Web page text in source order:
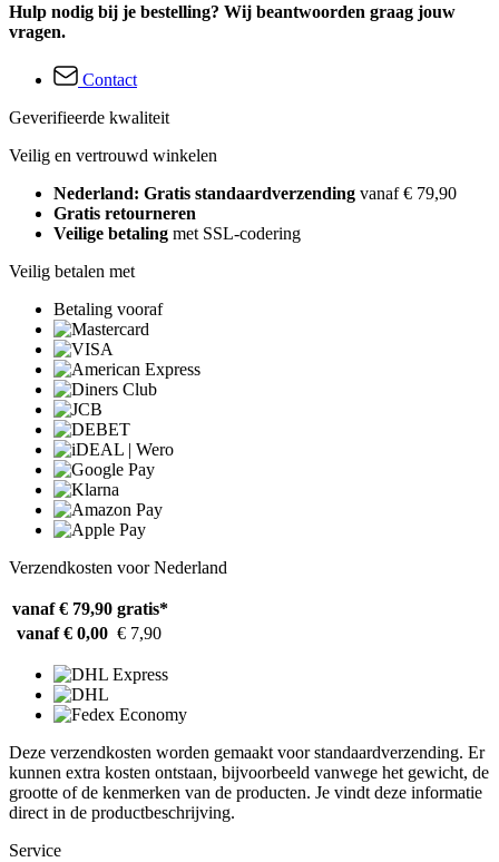
Hulp nodig bij je bestelling? Wij beantwoorden graag jouw
vragen.
Contact
Geverifieerde kwaliteit
Veilig en vertrouwd winkelen
Nederland: Gratis standaardverzending vanaf € 79,90
Gratis retourneren
Veilige betaling met SSL-codering
Veilig betalen met
Betaling vooraf
Verzendkosten voor Nederland
vanaf € 79,90 gratis*
vanaf € 0,00 € 7,90
Deze verzendkosten worden gemaakt voor standaardverzending. Er
kunnen extra kosten ontstaan, bijvoorbeeld vanwege het gewicht, de
grootte of de kenmerken van de producten. Je vindt deze informatie
direct in de productbeschrijving.
Service